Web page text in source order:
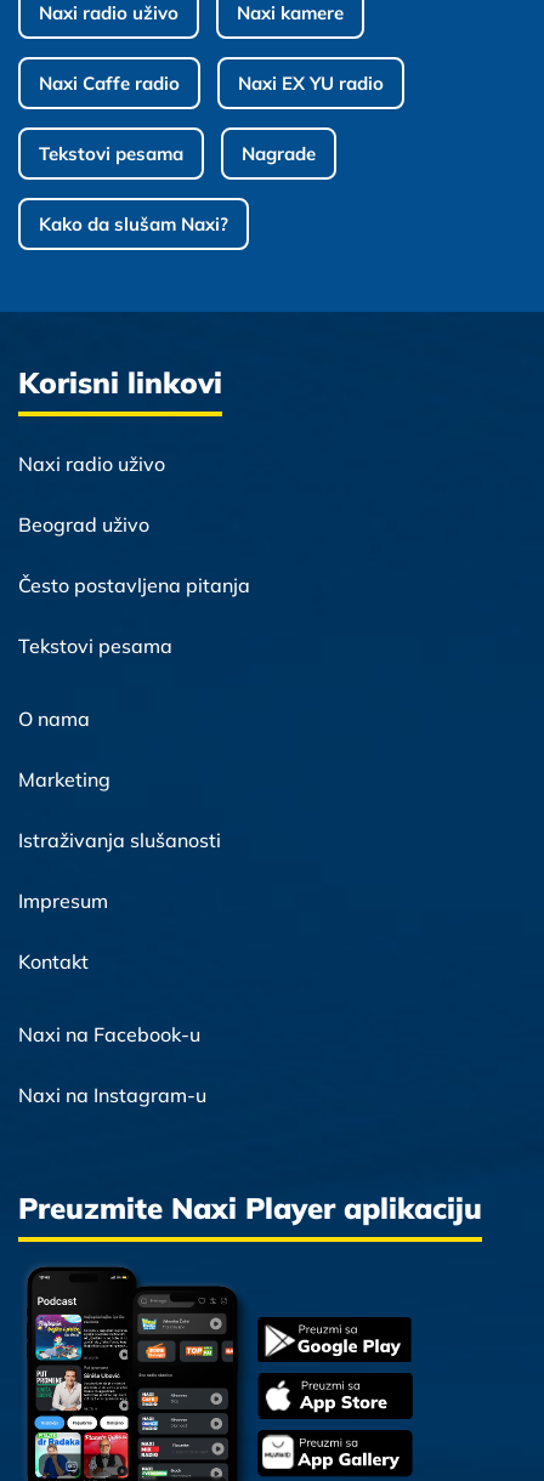
Naxi radio uživo Naxi kamere
Naxi Caffe radio Naxi EX YU radio
Tekstovi pesama Nagrade
Kako da slušam Naxi?
Korisni linkovi
Naxi radio uživo
Beograd uživo
Često postavljena pitanja
Tekstovi pesama
O nama
Marketing
Istraživanja slušanosti
Impresum
Kontakt
Naxi na Facebook-u
Naxi na Instagram-u
Preuzmite Naxi Player aplikaciju